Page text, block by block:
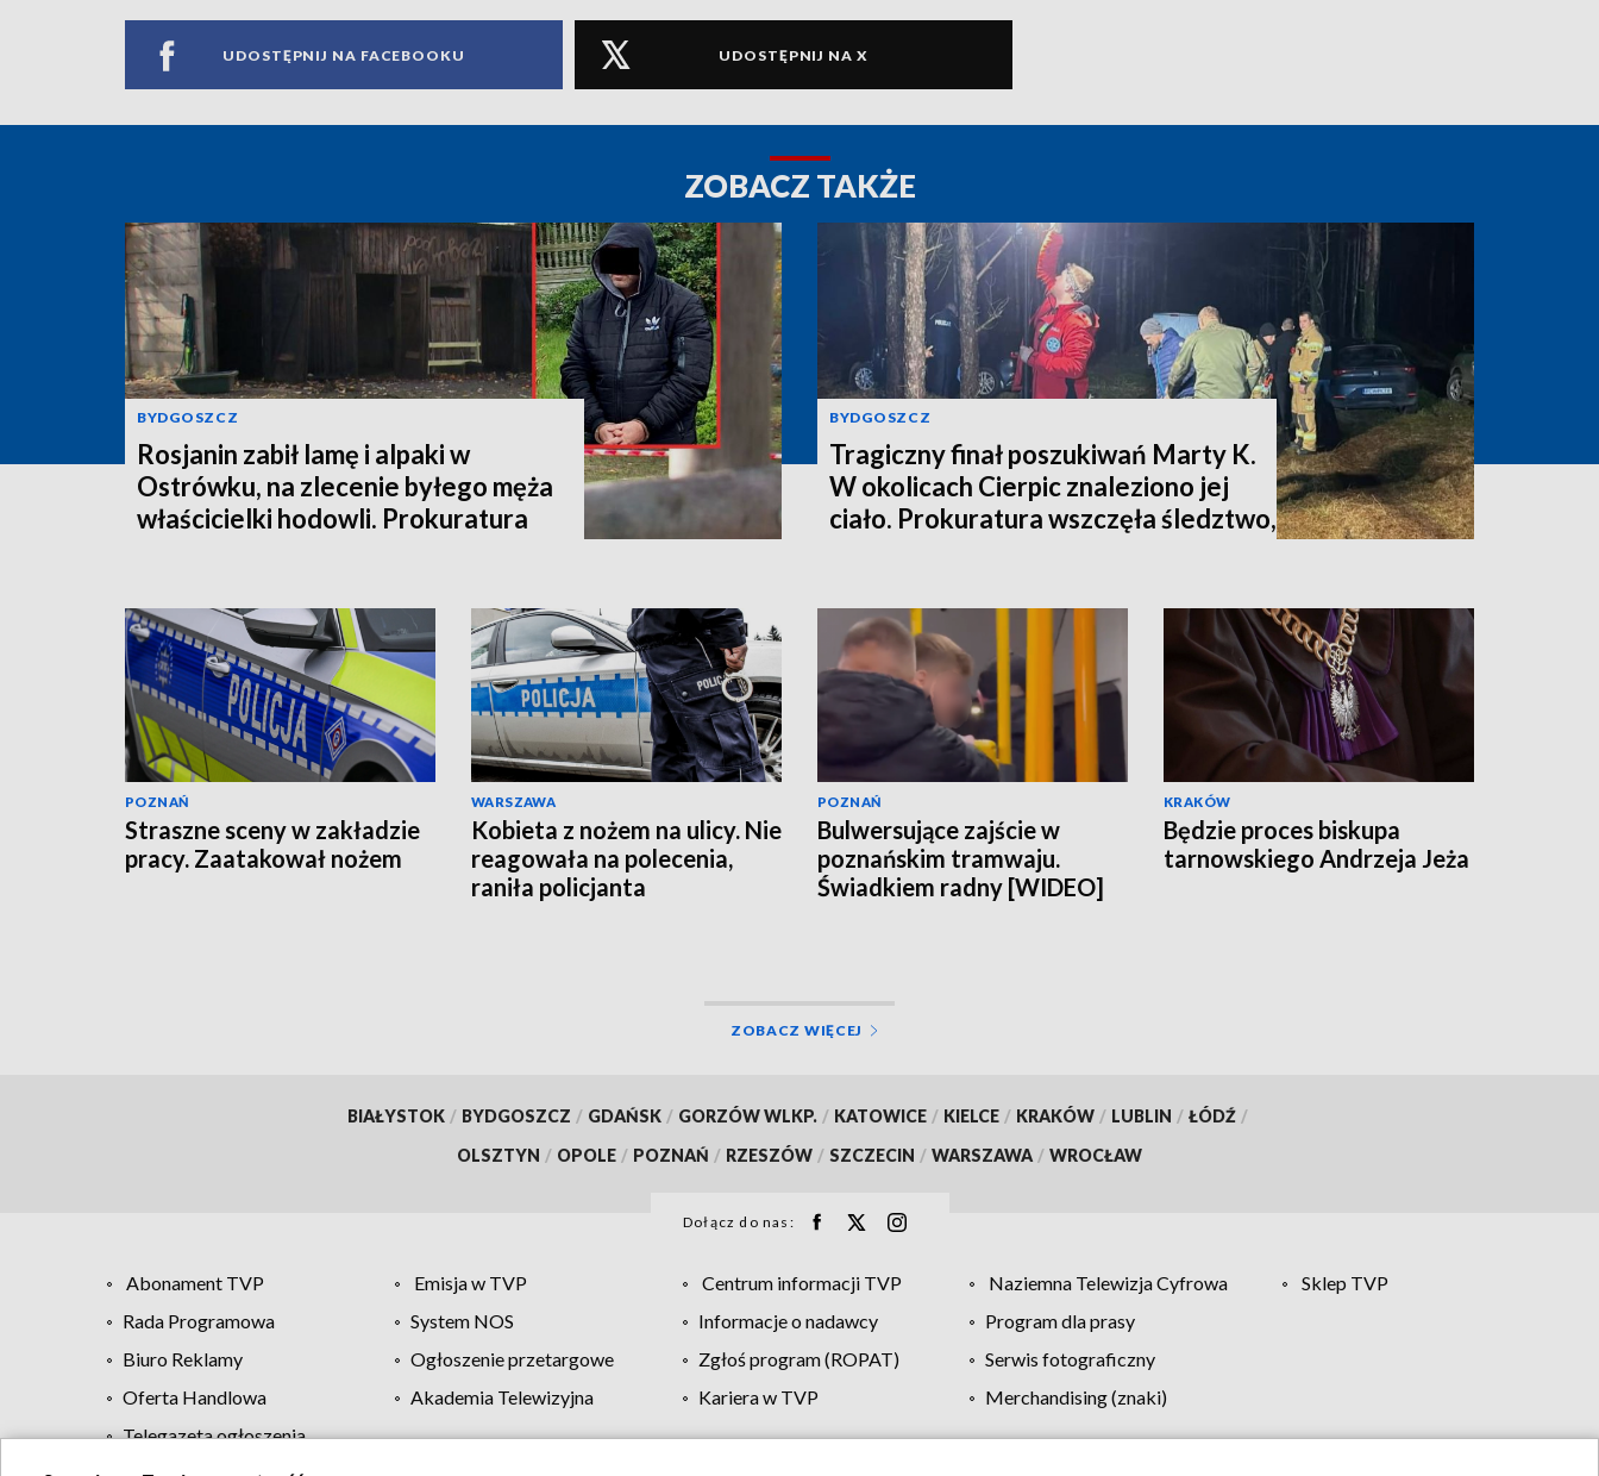
UDOSTĘPNIJ NA FACEBOOKU UDOSTĘPNIJ NA X
ZOBACZ TAKŻE
BYDGOSZCZ
Rosjanin zabił lamę i alpaki w
Ostrówku, na zlecenie byłego męża
właścicielki hodowli. Prokuratura
BYDGOSZCZ
Tragiczny finał poszukiwań Marty K.
W okolicach Cierpic znaleziono jej
ciało. Prokuratura wszczęła śledztwo,
POZNAŃ
Straszne sceny w zakładzie
pracy. Zaatakował nożem
WARSZAWA
Kobieta z nożem na ulicy. Nie
reagowała na polecenia,
raniła policjanta
POZNAŃ
Bulwersujące zajście w
poznańskim tramwaju.
Świadkiem radny [WIDEO]
KRAKÓW
Będzie proces biskupa
tarnowskiego Andrzeja Jeża
ZOBACZ WIĘCEJ
BIAŁYSTOK / BYDGOSZCZ / GDAŃSK / GORZÓW WLKP. / KATOWICE / KIELCE / KRAKÓW / LUBLIN / ŁÓDŹ /
OLSZTYN / OPOLE / POZNAŃ / RZESZÓW / SZCZECIN / WARSZAWA / WROCŁAW
Dołącz do nas:
Abonament TVP Emisja w TVP Centrum informacji TVP Naziemna Telewizja Cyfrowa
Sklep TVP
Rada Programowa
System NOS Informacje o nadawcy
Program dla prasy
Biuro Reklamy
Ogłoszenie przetargowe Zgłoś program (ROPAT)
Serwis fotograficzny
Oferta Handlowa
Akademia Telewizyjna Kariera w TVP
Merchandising (znaki)
Telegazeta ogłoszenia